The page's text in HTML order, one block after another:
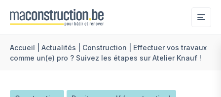
Accueil Actualités Construction
Effectuer vos travaux
comme un(e) pro ? Suivez les étapes sur Atelier Knauf !